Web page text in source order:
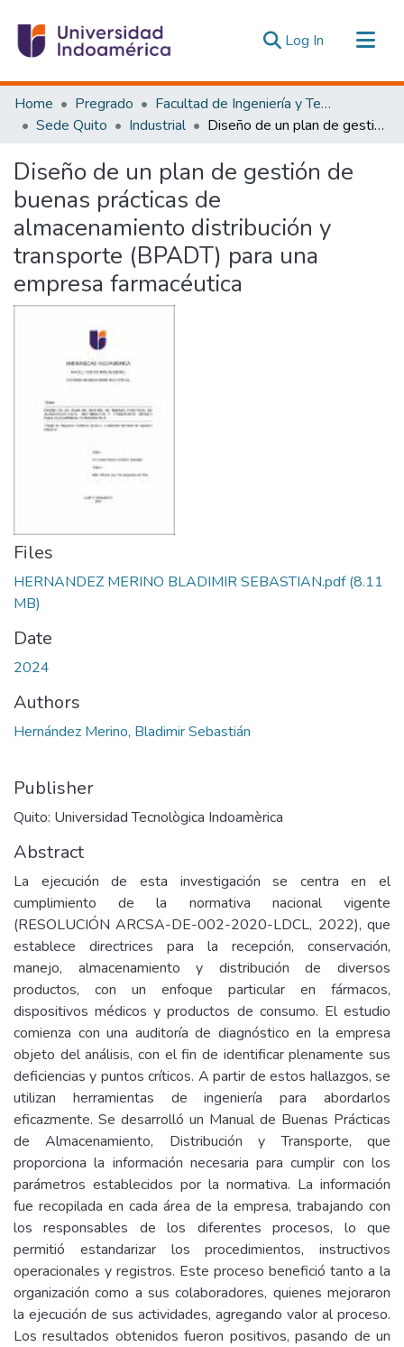
Log In (current)
Communities & Collections
All of DSpace
Estadísticas Externas
Home Pregrado
Facultad de Ingeniería y Tecnologías de la Información y la Comunicación
Sede Quito
Industrial Diseño de un plan de gestión de buenas prácticas de almacenamiento distribución y transporte (BPADT) para una empresa farmacéutica
Diseño de un plan de gestión de
buenas prácticas de
almacenamiento distribución y
transporte (BPADT) para una
empresa farmacéutica
Files
HERNANDEZ MERINO BLADIMIR SEBASTIAN.pdf(8.11
MB)
Date
2024
Authors
Hernández Merino, Bladimir Sebastián
Publisher
Quito: Universidad Tecnològica Indoamèrica
Abstract
La ejecución de esta investigación se centra en el
cumplimiento de la normativa nacional vigente
(RESOLUCIÓN ARCSA-DE-002-2020-LDCL, 2022), que
establece directrices para la recepción, conservación,
manejo, almacenamiento y distribución de diversos
productos, con un enfoque particular en fármacos,
dispositivos médicos y productos de consumo. El estudio
comienza con una auditoría de diagnóstico en la empresa
objeto del análisis, con el fin de identificar plenamente sus
deficiencias y puntos críticos. A partir de estos hallazgos, se
utilizan herramientas de ingeniería para abordarlos
eficazmente. Se desarrolló un Manual de Buenas Prácticas
de Almacenamiento, Distribución y Transporte, que
proporciona la información necesaria para cumplir con los
parámetros establecidos por la normativa. La información
fue recopilada en cada área de la empresa, trabajando con
los responsables de los diferentes procesos, lo que
permitió estandarizar los procedimientos, instructivos
operacionales y registros. Este proceso benefició tanto a la
organización como a sus colaboradores, quienes mejoraron
la ejecución de sus actividades, agregando valor al proceso.
Los resultados obtenidos fueron positivos, pasando de un